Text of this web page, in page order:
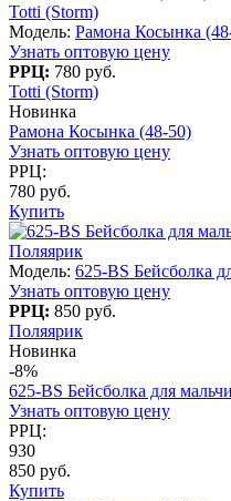
Totti (Storm)
Модель: Рамона Косынка
Узнать оптовую цену
РРЦ: 780 руб.
Totti (Storm)
Новинка
Рамона Косынка (48-50)
Узнать оптовую цену
РРЦ:
780 руб.
Купить
Поляярик
Модель: 625-BS Бейсболка
Узнать оптовую цену
РРЦ: 850 руб.
Поляярик
Новинка
-8%
625-BS Бейсболка для
Узнать оптовую цену
РРЦ:
930
850 руб.
Купить